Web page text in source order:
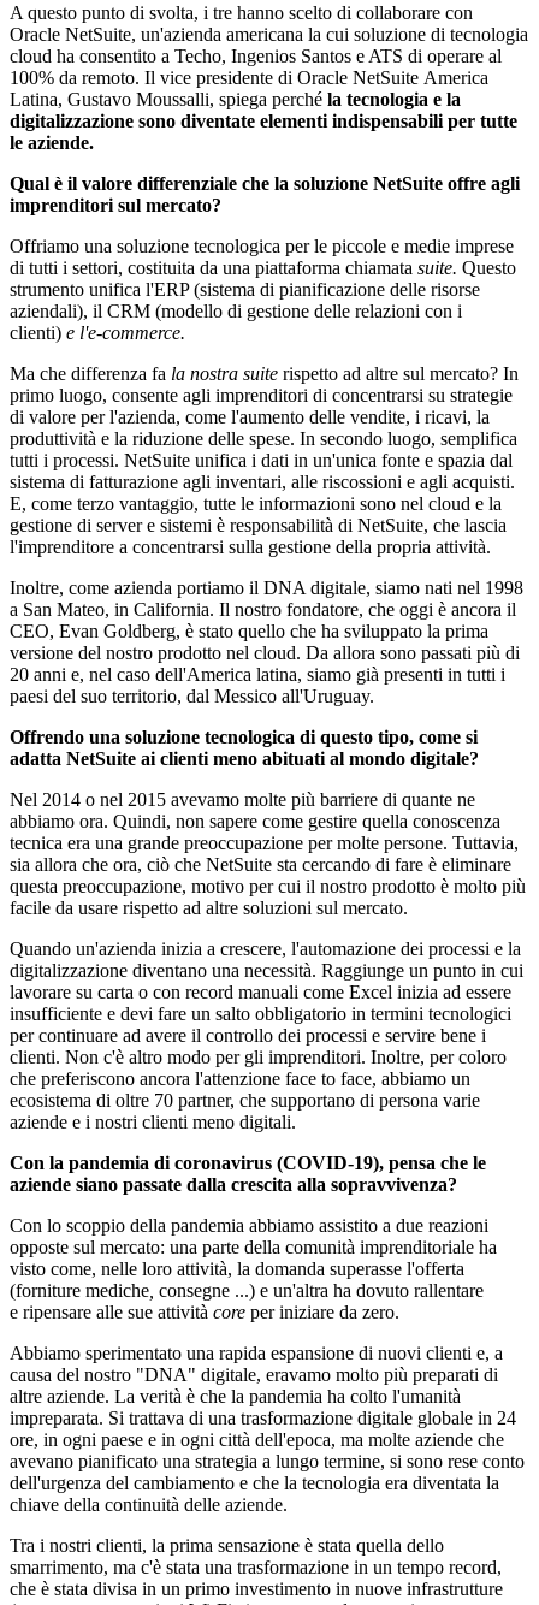
A questo punto di svolta, i tre hanno scelto di collaborare con
Oracle NetSuite, un'azienda americana la cui soluzione di tecnologia
cloud ha consentito a Techo, Ingenios Santos e ATS di operare al
100% da remoto. Il vice presidente di Oracle NetSuite America
Latina, Gustavo Moussalli, spiega perché la tecnologia e la
digitalizzazione sono diventate elementi indispensabili per tutte
le aziende.
Qual è il valore differenziale che la soluzione NetSuite offre agli
imprenditori sul mercato?
Offriamo una soluzione tecnologica per le piccole e medie imprese
di tutti i settori, costituita da una piattaforma chiamata suite. Questo
strumento unifica l'ERP (sistema di pianificazione delle risorse
aziendali), il CRM (modello di gestione delle relazioni con i
clienti) e l'e-commerce.
Ma che differenza fa la nostra suite rispetto ad altre sul mercato? In
primo luogo, consente agli imprenditori di concentrarsi su strategie
di valore per l'azienda, come l'aumento delle vendite, i ricavi, la
produttività e la riduzione delle spese. In secondo luogo, semplifica
tutti i processi. NetSuite unifica i dati in un'unica fonte e spazia dal
sistema di fatturazione agli inventari, alle riscossioni e agli acquisti.
E, come terzo vantaggio, tutte le informazioni sono nel cloud e la
gestione di server e sistemi è responsabilità di NetSuite, che lascia
l'imprenditore a concentrarsi sulla gestione della propria attività.
Inoltre, come azienda portiamo il DNA digitale, siamo nati nel 1998
a San Mateo, in California. Il nostro fondatore, che oggi è ancora il
CEO, Evan Goldberg, è stato quello che ha sviluppato la prima
versione del nostro prodotto nel cloud. Da allora sono passati più di
20 anni e, nel caso dell'America latina, siamo già presenti in tutti i
paesi del suo territorio, dal Messico all'Uruguay.
Offrendo una soluzione tecnologica di questo tipo, come si
adatta NetSuite ai clienti meno abituati al mondo digitale?
Nel 2014 o nel 2015 avevamo molte più barriere di quante ne
abbiamo ora. Quindi, non sapere come gestire quella conoscenza
tecnica era una grande preoccupazione per molte persone. Tuttavia,
sia allora che ora, ciò che NetSuite sta cercando di fare è eliminare
questa preoccupazione, motivo per cui il nostro prodotto è molto più
facile da usare rispetto ad altre soluzioni sul mercato.
Quando un'azienda inizia a crescere, l'automazione dei processi e la
digitalizzazione diventano una necessità. Raggiunge un punto in cui
lavorare su carta o con record manuali come Excel inizia ad essere
insufficiente e devi fare un salto obbligatorio in termini tecnologici
per continuare ad avere il controllo dei processi e servire bene i
clienti. Non c'è altro modo per gli imprenditori. Inoltre, per coloro
che preferiscono ancora l'attenzione face to face, abbiamo un
ecosistema di oltre 70 partner, che supportano di persona varie
aziende e i nostri clienti meno digitali.
Con la pandemia di coronavirus (COVID-19), pensa che le
aziende siano passate dalla crescita alla sopravvivenza?
Con lo scoppio della pandemia abbiamo assistito a due reazioni
opposte sul mercato: una parte della comunità imprenditoriale ha
visto come, nelle loro attività, la domanda superasse l'offerta
(forniture mediche consegne ...) e un'altra ha dovuto rallentare
e ripensare alle sue attività core per iniziare da zero.
Abbiamo sperimentato una rapida espansione di nuovi clienti e, a
causa del nostro "DNA" digitale, eravamo molto più preparati di
altre aziende. La verità è che la pandemia ha colto l'umanità
impreparata. Si trattava di una trasformazione digitale globale in 24
ore, in ogni paese e in ogni città dell'epoca, ma molte aziende che
avevano pianificato una strategia a lungo termine, si sono rese conto
dell'urgenza del cambiamento e che la tecnologia era diventata la
chiave della continuità delle aziende.
Tra i nostri clienti, la prima sensazione è stata quella dello
smarrimento, ma c'è stata una trasformazione in un tempo record,
che è stata divisa in un primo investimento in nuove infrastrutture